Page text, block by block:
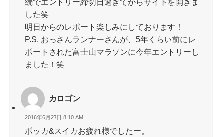
続でエントリー締切日過ぎてからサイトを開きま
した笑
明日からのレポート楽しみにしております！
P.S. おっさんランナーさんが、5年くらい前にレ
ポートされた富士山マラソンに今年エントリーし
ました！笑
カロゴン
2016年6月27日 8:10 AM
ボッカ&スイカお疲れ様でしたー。